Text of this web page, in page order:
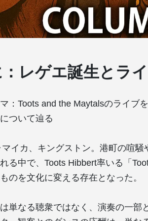
レゲエ誕生とラ
：Toots and the Maytalsのライブ
ついて辿る
イカ、キングストン。港町の喧
る中で、Toots Hibbert率いる「
のを文化に変える存在となった。
単なる聴衆ではなく、演奏の一部